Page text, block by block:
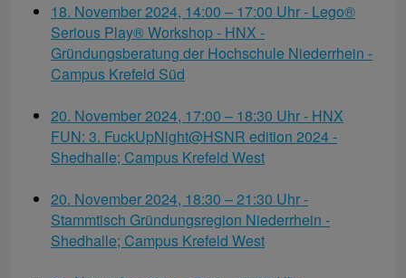
18. November 2024, 14:00 – 17:00 Uhr - Lego®
Serious Play® Workshop - HNX -
Gründungsberatung der Hochschule Niederrhein -
Campus Krefeld Süd
20. November 2024, 17:00 – 18:30 Uhr - HNX
FUN: 3. FuckUpNight@HSNR edition 2024 -
Shedhalle; Campus Krefeld West
20. November 2024, 18:30 – 21:30 Uhr -
Stammtisch Gründungsregion Niederrhein -
Shedhalle; Campus Krefeld West